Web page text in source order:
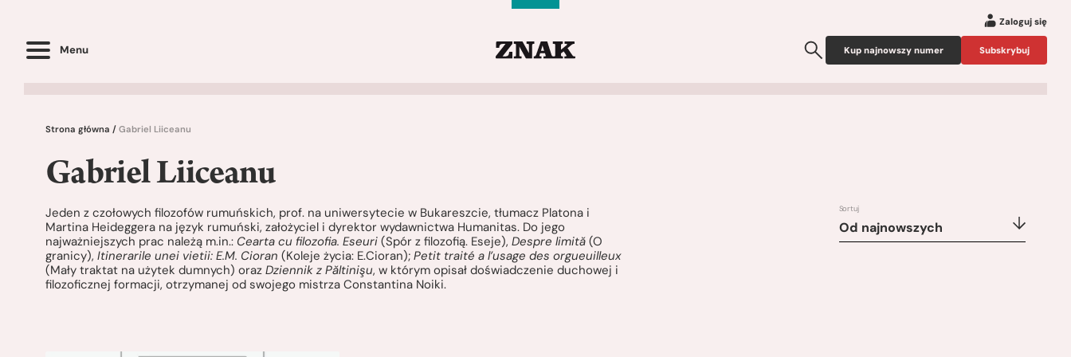
Menu
Zaloguj się
Kup najnowszy numer Subskrybuj
Strona główna / Gabriel Liiceanu
Gabriel Liiceanu
Jeden z czołowych filozofów rumuńskich, prof. na uniwersytecie w Bukareszcie, tłumacz Platona i
Martina Heideggera na język rumuński, założyciel i dyrektor wydawnictwa Humanitas. Do jego
najważniejszych prac należą m.in.: Cearta cu filozofia. Eseuri (Spór z filozofią. Eseje), Despre limită (O
granicy), Itinerarile unei vietii: E.M. Cioran (Koleje życia: E.Cioran); Petit traité a l’usage des orgueuilleux
(Mały traktat na użytek dumnych) oraz Dziennik z Păltinişu, w którym opisał doświadczenie duchowej i
filozoficznej formacji, otrzymanej od swojego mistrza Constantina Noiki.
Sortuj
Od najnowszych